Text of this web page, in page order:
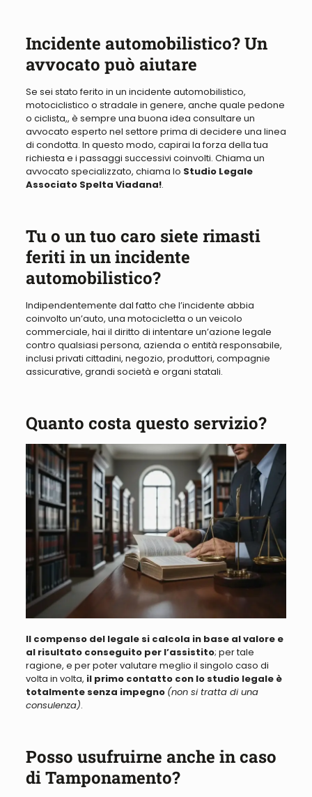
Incidente automobilistico? Un
avvocato può aiutare
Se sei stato ferito in un incidente automobilistico,
motociclistico o stradale in genere, anche quale pedone
o ciclista,, è sempre una buona idea consultare un
avvocato esperto nel settore prima di decidere una linea
di condotta. In questo modo, capirai la forza della tua
richiesta e i passaggi successivi coinvolti. Chiama un
avvocato specializzato, chiama lo Studio Legale
Associato Spelta Viadana!.
Tu o un tuo caro siete rimasti
feriti in un incidente
automobilistico?
Indipendentemente dal fatto che l’incidente abbia
coinvolto un’auto, una motocicletta o un veicolo
commerciale, hai il diritto di intentare un’azione legale
contro qualsiasi persona, azienda o entità responsabile,
inclusi privati ​​cittadini, negozio, produttori, compagnie
assicurative, grandi società e organi statali.
Quanto costa questo servizio?
Il compenso del legale si calcola in base al valore e
alrisultato conseguito per l’assistito; per tale
ragione, e per poter valutare meglio il singolo caso di
volta in volta, il primo contatto con lo studio legaleè
totalmente senza impegno (non si tratta di una
consulenza).
Posso usufruirne anche in caso
di Tamponamento?